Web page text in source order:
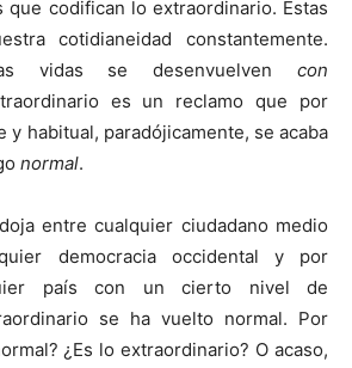
que codifican lo extraordinario. Estas
cotidianeidad constantemente.
vidas se desenvuelven con
es un reclamo que por
y habitual, paradójicamente, se acaba
normal.
entre cualquier ciudadano medio
democracia occidental y por
país con un cierto nivel de
se ha vuelto normal. Por
¿Es lo extraordinario? O acaso,